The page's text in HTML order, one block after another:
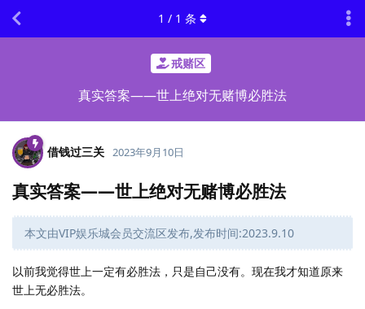
戒赌区
真实答案——世上绝对无赌博必胜法
1 / 1 条
借钱过三关 2023年9月10日
真实答案——世上绝对无赌博必胜法
本文由VIP娱乐城会员交流区发布,发布时间:2023.9.10
以前我觉得世上一定有必胜法，只是自己没有。现在我才知道原来
世上无必胜法。